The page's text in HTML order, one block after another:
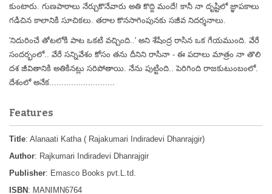
కుంటారు. గుణపాఠాలు నేర్చుకొనేవారు అతి కొద్ది మందే! కానీ నా దృష్టిలో జ్ఞాపకాలు
గడిచిన కాలానికి సూచికలు. తరాల కొనసాగింపునకు సజీవ నిదర్శనాలు.
'నిదురించే తోటలోకి పాట ఒకటి వచ్చింది..' అని శేషేంద్ర రాసిన ఒక గేయముంది. వేరే
సందర్భంలో.. వేరే సన్నివేశం కోసం తను దీనిని రాసినా - ఈ పదాలు మాత్రం నా తొలి
దశ జీవితానికి అతికినట్లు సరిపోతాయి. నేను పుట్టింది.. పెరిగింది రాజకుటుంబంలో.
దేశంలో అనేక...........................
Features
Title: Alanaati Katha ( Rajakumari Indiradevi Dhanrajgir)
Author: Rajkumari Indiradevi Dhanrajgir
Publisher: Emasco Books pvt.L.td.
ISBN : MANIMN6764